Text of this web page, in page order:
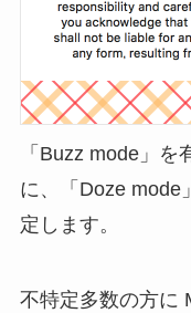
「Buzz mode」
に、「Doze mode
定します。
不特定多数の方に